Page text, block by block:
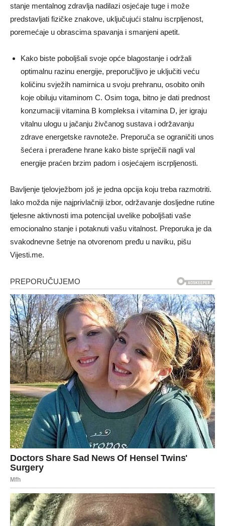
stanje mentalnog zdravlja nadilazi osjećaje tuge i može
predstavljati fizičke znakove, uključujući stalnu iscrpljenost,
poremećaje u obrascima spavanja i smanjeni apetit.
Kako biste poboljšali svoje opće blagostanje i održali
optimalnu razinu energije, preporučljivo je uključiti veću
količinu svježih namirnica u svoju prehranu, osobito onih
koje obiluju vitaminom C. Osim toga, bitno je dati prednost
konzumaciji vitamina B kompleksa i vitamina D, jer igraju
vitalnu ulogu u jačanju živčanog sustava i održavanju
zdrave energetske ravnoteže. Preporuča se ograničiti unos
šećera i prerađene hrane kako biste spriječili nagli val
energije praćen brzim padom i osjećajem iscrpljenosti.
Bavljenje tjelovježbom još je jedna opcija koju treba razmotriti.
Iako možda nije najprivlačniji izbor, održavanje dosljedne rutine
tjelesne aktivnosti ima potencijal uvelike poboljšati vaše
emocionalno stanje i potaknuti vašu vitalnost. Preporuka je da
svakodnevne šetnje na otvorenom pređu u naviku, pišu
Vijesti.me.